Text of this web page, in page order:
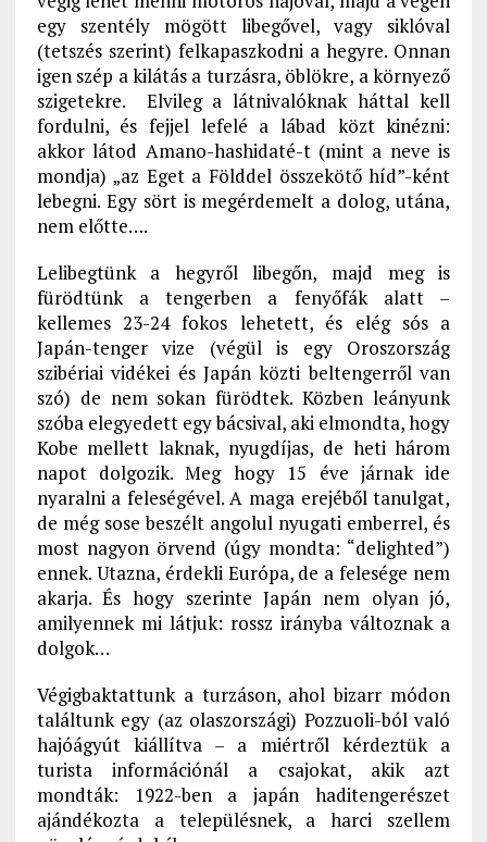
egy szentély mögött libegővel, vagy siklóval
(tetszés szerint) felkapaszkodni a hegyre. Onnan
igen szép a kilátás a turzásra, öblökre, a környező
szigetekre. Elvileg a látnivalóknak háttal kell
fordulni, és fejjel lefelé a lábad közt kinézni:
akkor látod Amano-hashidaté-t (mint a neve is
mondja) „az Eget a Földdel összekötő híd”-ként
lebegni. Egy sört is megérdemelt a dolog, utána,
nem előtte….
Lelibegtünk a hegyről libegőn, majd meg is
fürödtünk a tengerben a fenyőfák alatt –
kellemes 23-24 fokos lehetett, és elég sós a
Japán-tenger vize (végül is egy Oroszország
szibériai vidékei és Japán közti beltengerről van
szó) de nem sokan fürödtek. Közben leányunk
szóba elegyedett egy bácsival, aki elmondta, hogy
Kobe mellett laknak, nyugdíjas, de heti három
napot dolgozik. Meg hogy 15 éve járnak ide
nyaralni a feleségével. A maga erejéből tanulgat,
de még sose beszélt angolul nyugati emberrel, és
most nagyon örvend (úgy mondta: “delighted”)
ennek. Utazna, érdekli Európa, de a felesége nem
akarja. És hogy szerinte Japán nem olyan jó,
amilyennek mi látjuk: rossz irányba változnak a
dolgok…
Végigbaktattunk a turzáson, ahol bizarr módon
találtunk egy (az olaszországi) Pozzuoli-ból való
hajóágyút kiállítva – a miértről kérdeztük a
turista információnál a csajokat, akik azt
mondták: 1922-ben a japán haditengerészet
ajándékozta a településnek, a harci szellem